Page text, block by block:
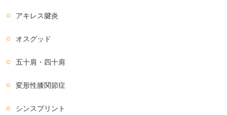
アキレス腱炎
オスグッド
五十肩・四十肩
変形性膝関節症
シンスプリント